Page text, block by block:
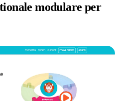
modulare per